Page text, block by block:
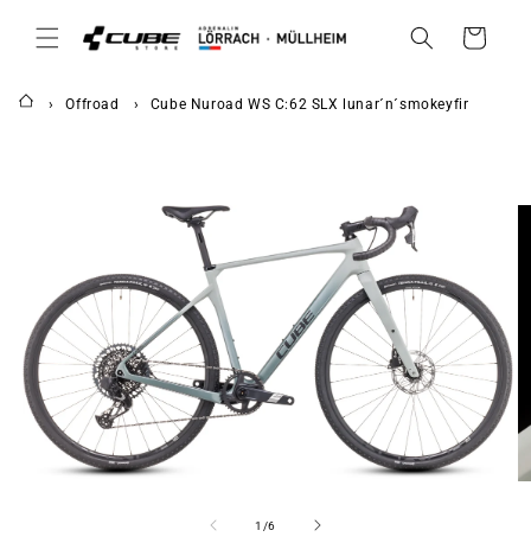
ZUM
INHALT
Warenkorb
Offroad Cube Nuroad WS C:62 SLX lunar´n´smokeyfir
1 /von
6